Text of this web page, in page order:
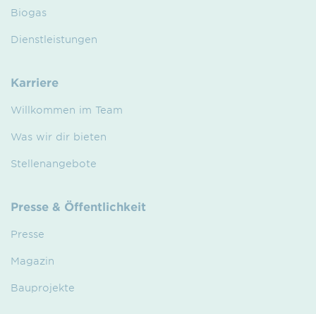
Biogas
Dienstleistungen
Karriere
Willkommen im Team
Was wir dir bieten
Stellenangebote
Presse & Öffentlichkeit
Presse
Magazin
Bauprojekte